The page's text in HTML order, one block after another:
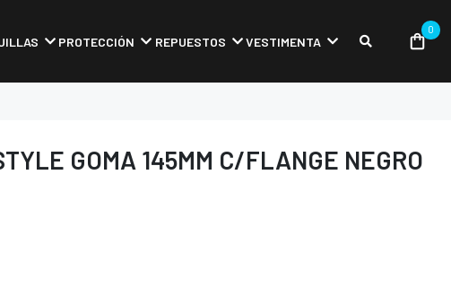
PROTECCIÓN REPUESTOS VESTIMENTA
0
GOMA 145MM C/FLANGE NEGRO